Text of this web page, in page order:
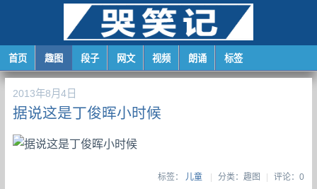
首页 趣图 段子 网文 视频 朗诵 标签
2013年8月4日
据说这是丁俊晖小时候
标签： 儿童 | 分类：趣图 | 评论：0